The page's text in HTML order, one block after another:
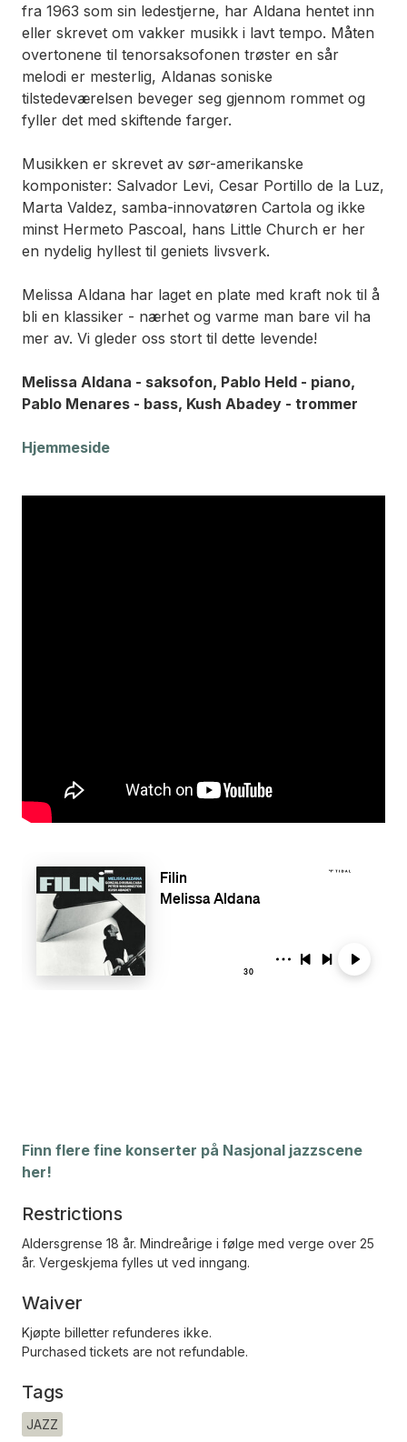
fra 1963 som sin ledestjerne, har Aldana hentet inn
eller skrevet om vakker musikk i lavt tempo. Måten
overtonene til tenorsaksofonen trøster en sår
melodi er mesterlig, Aldanas soniske
tilstedeværelsen beveger seg gjennom rommet og
fyller det med skiftende farger.
Musikken er skrevet av sør-amerikanske
komponister: Salvador Levi, Cesar Portillo de la Luz,
Marta Valdez, samba-innovatøren Cartola og ikke
minst Hermeto Pascoal, hans Little Church er her
en nydelig hyllest til geniets livsverk.
Melissa Aldana har laget en plate med kraft nok til å
bli en klassiker - nærhet og varme man bare vil ha
mer av. Vi gleder oss stort til dette levende!
Melissa Aldana - saksofon, Pablo Held - piano,
Pablo Menares - bass, Kush Abadey - trommer
Hjemmeside
Finn flere fine konserter på Nasjonal jazzscene
her!
Restrictions
Aldersgrense 18 år. Mindreårige i følge med verge over 25
år. Vergeskjema fylles ut ved inngang.
Waiver
Kjøpte billetter refunderes ikke.
Purchased tickets are not refundable.
Tags
JAZZ